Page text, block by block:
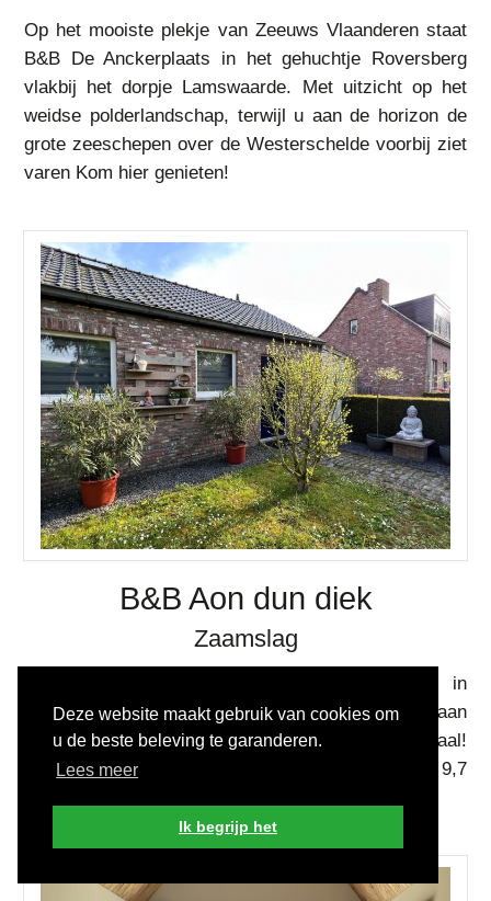
Deze website maakt gebruik van cookies om
u de beste beleving te garanderen.
Lees meer
Ik begrijp het
Op het mooiste plekje van Zeeuws Vlaanderen staat
B&B De Anckerplaats in het gehuchtje Roversberg
vlakbij het dorpje Lamswaarde. Met uitzicht op het
weidse polderlandschap, terwijl u aan de horizon de
grote zeeschepen over de Westerschelde voorbij ziet
varen Kom hier genieten!
B&B Aon dun diek
Zaamslag
Een charmante B&B met 2 kamers, gelegen in
Zaamslag, op fietsafstand van Hulst. De ligging aan
de dijk langs een fietsknooppunt is dus ideaal!
Vriendelijke uitbaters, goed ontbijt. Met een 9,7